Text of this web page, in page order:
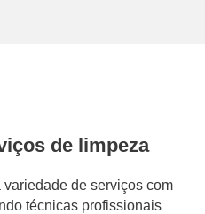
de limpeza
de serviços com
técnicas profissionais